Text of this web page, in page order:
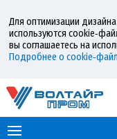
Для оптимизации
используются
вы соглашаетесь на
Подробнее о